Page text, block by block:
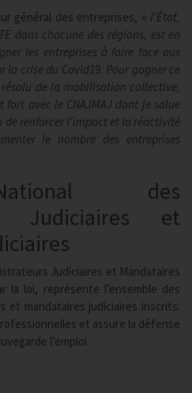
général des entreprises, « l’État,
dans chacune des régions, est en
les entreprises à faire face aux
la crise du Covid19. Pour gagner ce
de la mobilisation collective,
avec le CNAJMAJ dont je salue
de renforcer l’impact et la réactivité
le nombre des entreprises
des
Judiciaires et
Judiciaires et Mandataires
la loi, représente l’ensemble des
et mandataires judiciaires inscrits.
et assure la défense
l’emploi.